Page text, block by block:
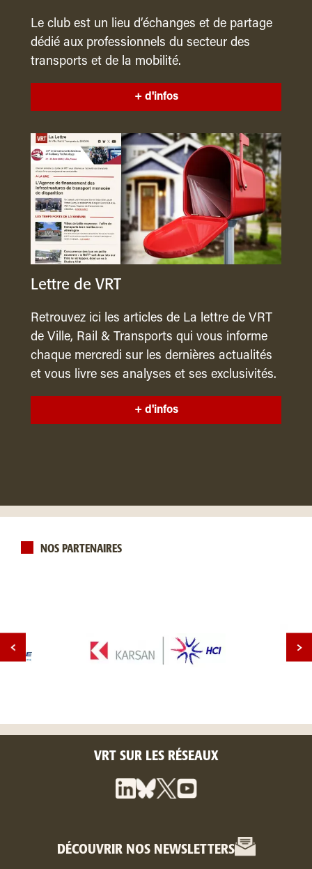
Le club est un lieu d’échanges et de partage
dédié aux professionnels du secteur des
transports et de la mobilité.
+ d'infos
Lettre de VRT
Retrouvez ici les articles de La lettre de VRT
de Ville, Rail & Transports qui vous informe
chaque mercredi sur les dernières actualités
et vous livre ses analyses et ses exclusivités.
+ d'infos
NOS PARTENAIRES
VRT SUR LES RÉSEAUX
DÉCOUVRIR NOS NEWSLETTERS